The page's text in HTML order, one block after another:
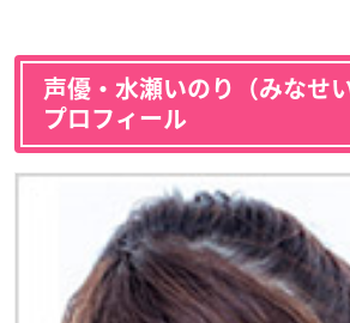
声優・水瀬いのり（みなせ
プロフィール